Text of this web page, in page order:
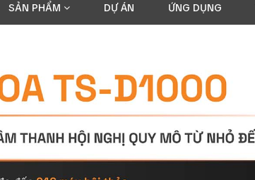
SẢN PHẨM DỰ ÁN ỨNG DỤNG